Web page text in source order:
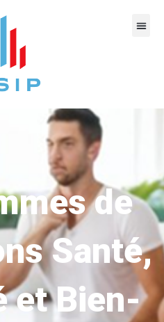
de
Santé,
et Bien-